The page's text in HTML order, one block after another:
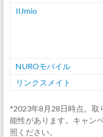
IIJmio
NUROモバイル
リンクスメイト
*2023年8月28日時点。取
能性があります。キャン
照ください。